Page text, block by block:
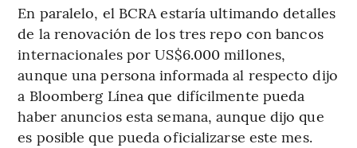
En paralelo, el BCRA estaría ultimando detalles
de la renovación de los tres repo con bancos
internacionales por US$6.000 millones,
aunque una persona informada al respecto dijo
a Bloomberg Línea que difícilmente pueda
haber anuncios esta semana, aunque dijo que
es posible que pueda oficializarse este mes.